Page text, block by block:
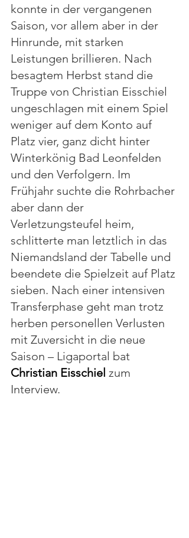
konnte in der vergangenen
Saison, vor allem aber in der
Hinrunde, mit starken
Leistungen brillieren. Nach
besagtem Herbst stand die
Truppe von Christian Eisschiel
ungeschlagen mit einem Spiel
weniger auf dem Konto auf
Platz vier, ganz dicht hinter
Winterkönig Bad Leonfelden
und den Verfolgern. Im
Frühjahr suchte die Rohrbacher
aber dann der
Verletzungsteufel heim,
schlitterte man letztlich in das
Niemandsland der Tabelle und
beendete die Spielzeit auf Platz
sieben. Nach einer intensiven
Transferphase geht man trotz
herben personellen Verlusten
mit Zuversicht in die neue
Saison – Ligaportal bat
Christian Eisschiel zum
Interview.